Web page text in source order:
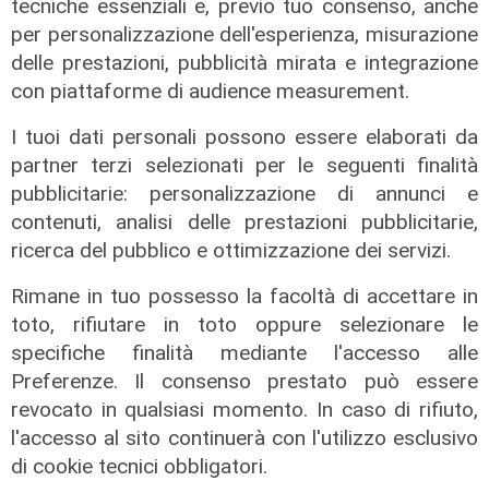
tecniche essenziali e, previo tuo consenso, anche
per personalizzazione dell'esperienza, misurazione
delle prestazioni, pubblicità mirata e integrazione
con piattaforme di audience measurement.
I tuoi dati personali possono essere elaborati da
partner terzi selezionati per le seguenti finalità
pubblicitarie: personalizzazione di annunci e
contenuti, analisi delle prestazioni pubblicitarie,
ricerca del pubblico e ottimizzazione dei servizi.
Rimane in tuo possesso la facoltà di accettare in
toto, rifiutare in toto oppure selezionare le
specifiche finalità mediante l'accesso alle
Preferenze. Il consenso prestato può essere
revocato in qualsiasi momento. In caso di rifiuto,
l'accesso al sito continuerà con l'utilizzo esclusivo
di cookie tecnici obbligatori.
di Redazione
Forever Samp puntata del
04/07/2026
di Redazione